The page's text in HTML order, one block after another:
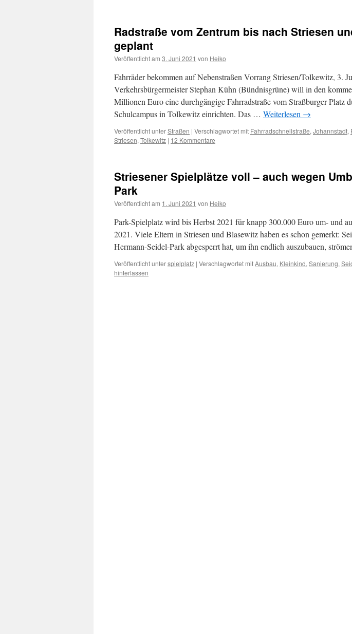
Radstraße vom Zentrum bis nach Striesen
geplant
Veröffentlicht am 3. Juni 2021 von Heiko
Fahrräder bekommen auf Nebenstraßen Vorrang Striesen/Tolkewitz, 3.
Verkehrsbürgermeister Stephan Kühn (Bündnisgrüne) will in den
Millionen Euro eine durchgängige Fahrradstraße vom Straßburger Platz
Schulcampus in Tolkewitz einrichten. Das … Weiterlesen →
Veröffentlicht unterStraßen | Verschlagwortet mit Fahrradschnellstraße, Johannstadt,
Striesen, Tolkewitz | 12 Kommentare
Striesener Spielplätze voll – auch wegen
Park
Veröffentlicht am 1. Juni 2021 von Heiko
Park-Spielplatz wird bis Herbst 2021 für knapp 300.000 Euro um- und
2021. Viele Eltern in Striesen und Blasewitz haben es schon gemerkt:
Hermann-Seidel-Park abgesperrt hat, um ihn endlich auszubauen,
Veröffentlicht unterspielplatz | Verschlagwortet mitAusbau, Kleinkind, Sanierung,
hinterlassen